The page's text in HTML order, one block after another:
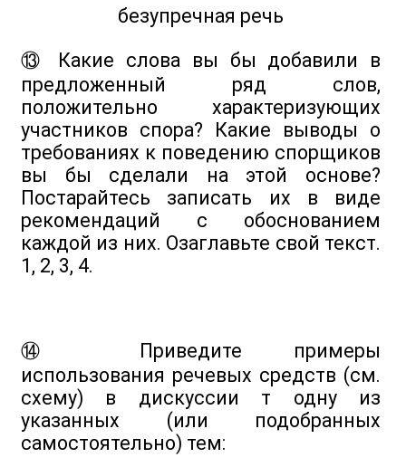
безупречная речь
⑬ Какие слова вы бы добавили в
предложенный ряд слов,
положительно характеризующих
участников спора? Какие выводы о
требованиях к поведению спорщиков
вы бы сделали на этой основе?
Постарайтесь записать их в виде
рекомендаций с обоснованием
каждой из них. Озаглавьте свой текст.
1, 2, 3, 4.
⑭ Приведите примеры
использования речевых средств (см.
схему) в дискуссии т одну из
указанных (или подобранных
самостоятельно) тем: